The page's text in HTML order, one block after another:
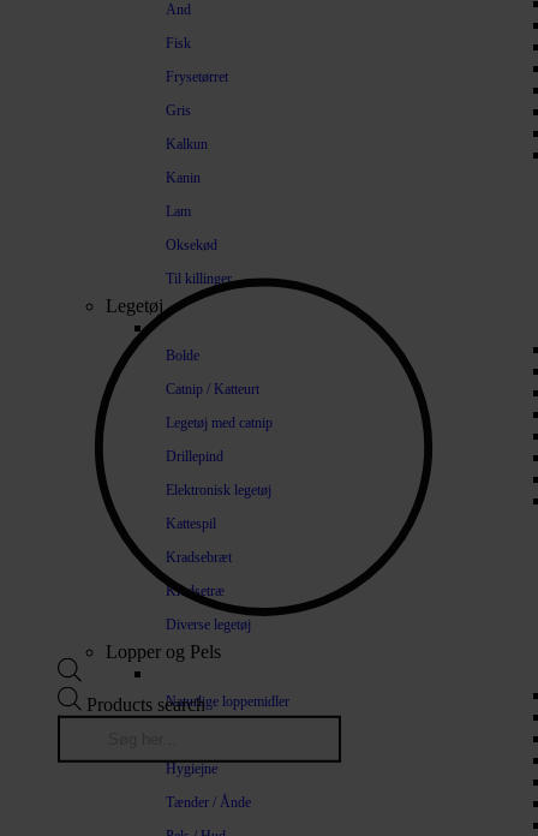
And
Fisk
Frysetørret
Gris
Kalkun
Kanin
Lam
Oksekød
Til killinger
Legetøj
Bolde
Catnip / Katteurt
Legetøj med catnip
Drillepind
Elektronisk legetøj
Kattespil
Kradsebræt
Kradsetræ
Diverse legetøj
Lopper og Pels
Naturlige loppemidler
Hygiejne
Tænder / Ånde
Products search